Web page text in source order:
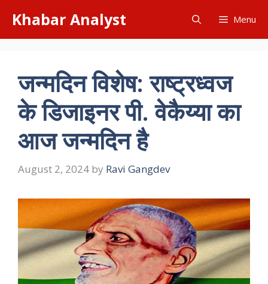
content
Khabar Analyst Menu
जन्मदिन विशेष: राष्ट्रध्वज
के डिजाइनर पी. वेकैय्या का
आज जन्मदिन है
August 2, 2024 by Ravi Gangdev